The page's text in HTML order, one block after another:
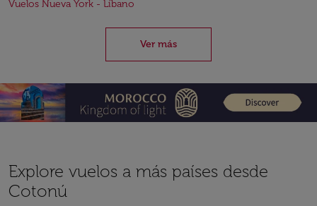
Vuelos Nueva York - Líbano
Ver más
Explore vuelos a más países desde
Cotonú